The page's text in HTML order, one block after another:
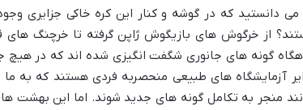
می دانستید که در گوشه و کنار این کره خاکی جزایری
از خرگوش های بازیگوش ژاپن گرفته تا خرچنگ های
گونه های جانوری شگفت انگیزی شده اند که در هیچ
آزمایشگاه های طبیعی منحصربه فردی هستند که به
منجر به تکامل گونه های جدید شوند. اما این بهشت